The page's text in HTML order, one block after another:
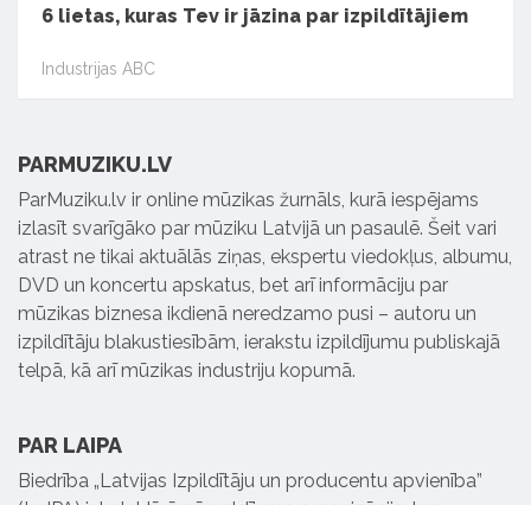
6 lietas, kuras Tev ir jāzina par izpildītājiem
Industrijas ABC
PARMUZIKU.LV
ParMuziku.lv ir online mūzikas žurnāls, kurā iespējams
izlasīt svarīgāko par mūziku Latvijā un pasaulē. Šeit vari
atrast ne tikai aktuālās ziņas, ekspertu viedokļus, albumu,
DVD un koncertu apskatus, bet arī informāciju par
mūzikas biznesa ikdienā neredzamo pusi – autoru un
izpildītāju blakustiesībām, ierakstu izpildījumu publiskajā
telpā, kā arī mūzikas industriju kopumā.
PAR LAIPA
Biedrība „Latvijas Izpildītāju un producentu apvienība”